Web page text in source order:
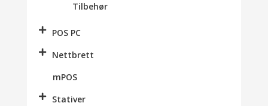
Tilbehør
POS PC
Nettbrett
mPOS
Stativer